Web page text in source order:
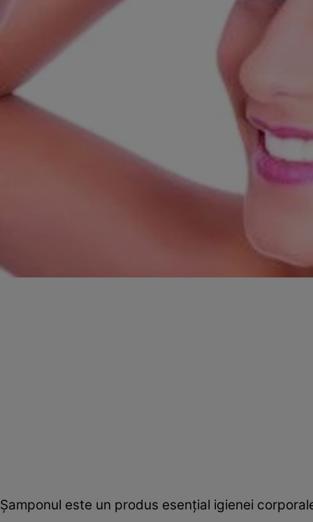
Şamponul este un produs esenţial igienei